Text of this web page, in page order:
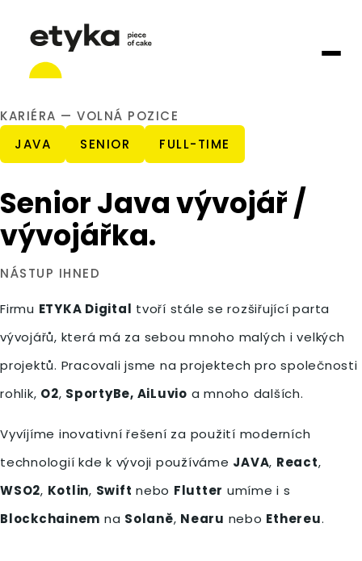
KARIÉRA — VOLNÁ POZICE
JAVA
SENIOR FULL-TIME
Senior Java vývojář /
vývojářka.
NÁSTUP IHNED
Firmu ETYKA Digital tvoří stále se rozšiřující parta
vývojářů, která má za sebou mnoho malých i velkých
projektů. Pracovali jsme na projektech pro společnosti
rohlik, O2, SportyBe, AiLuvio a mnoho dalších.
Vyvíjíme inovativní řešení za použití moderních
technologií kde k vývoji používáme JAVA, React,
WSO2, Kotlin, Swift nebo Flutter umíme i s
Blockchainem na Solaně, Nearu nebo Ethereu.